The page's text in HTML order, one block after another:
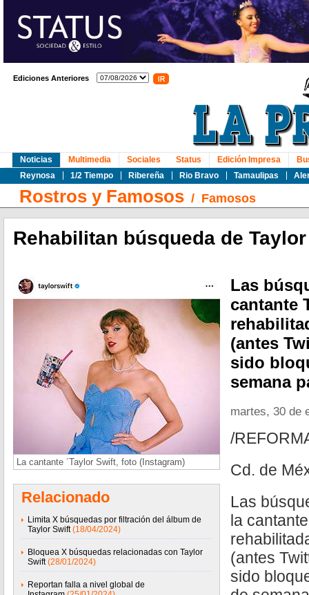
Ediciones Anteriores
Noticias
Reynosa
1/2 Tiempo Ribereña Rio Bravo Tamaulipas
Multimedia Sociales Status Edición Impresa
Rostros y Famosos / Famosos
Rehabilitan búsqueda de
La cantante ´Taylor Swift, foto (Instagram)
Relacionado
Limita X búsquedas por filtración del álbum de
Taylor Swift (18/04/2024)
Bloquea X búsquedas relacionadas con Taylor
Swift (28/01/2024)
Reportan falla a nivel global de
Las
cantante
(antes
sido
semana
martes, 30 de
/
Cd. de
Las
la
(antes
sido